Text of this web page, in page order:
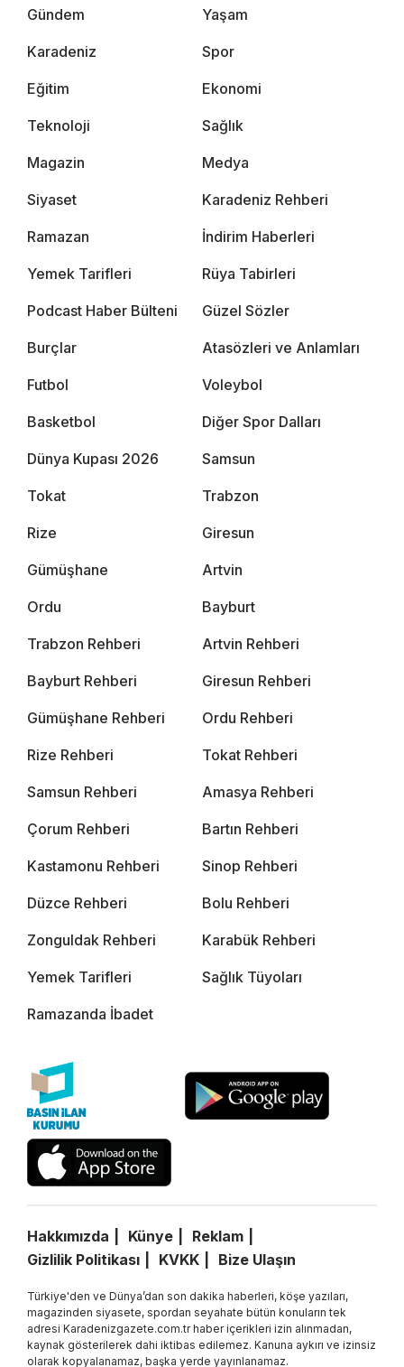
Gündem Yaşam
Karadeniz Spor
Eğitim Ekonomi
Teknoloji Sağlık
Magazin Medya
Siyaset Karadeniz Rehberi
Ramazan İndirim Haberleri
Yemek Tarifleri Rüya Tabirleri
Podcast Haber Bülteni Güzel Sözler
Burçlar Atasözleri ve Anlamları
Futbol Voleybol
Basketbol Diğer Spor Dalları
Dünya Kupası 2026 Samsun
Tokat Trabzon
Rize Giresun
Gümüşhane Artvin
Ordu Bayburt
Trabzon Rehberi Artvin Rehberi
Bayburt Rehberi Giresun Rehberi
Gümüşhane Rehberi Ordu Rehberi
Rize Rehberi Tokat Rehberi
Samsun Rehberi Amasya Rehberi
Çorum Rehberi Bartın Rehberi
Kastamonu Rehberi Sinop Rehberi
Düzce Rehberi Bolu Rehberi
Zonguldak Rehberi Karabük Rehberi
Yemek Tarifleri Sağlık Tüyoları
Ramazanda İbadet
Hakkımızda Künye
Reklam
Gizlilik Politikası
KVKK Bize Ulaşın
Türkiye'den ve Dünya’dan son dakika haberleri, köşe yazıları,
magazinden siyasete, spordan seyahate bütün konuların tek
adresi Karadenizgazete.com.tr haber içerikleri izin alınmadan,
kaynak gösterilerek dahi iktibas edilemez. Kanuna aykırı ve izinsiz
olarak kopyalanamaz, başka yerde yayınlanamaz.